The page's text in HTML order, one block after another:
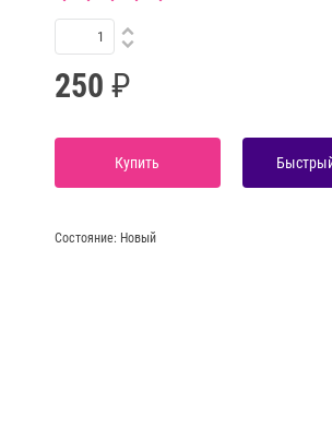
250
Купить
Состояние: Новый